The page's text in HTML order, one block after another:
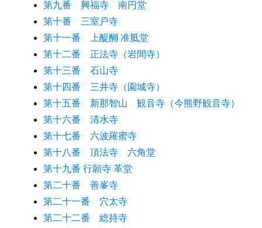
第九番 興福寺 南円堂
第十番 三室戸寺
第十一番 上醍醐 准胝堂
第十二番 正法寺（岩間寺）
第十三番 石山寺
第十四番 三井寺（園城寺）
第十五番 新那智山 観音寺（今熊野観音寺）
第十六番 清水寺
第十七番 六波羅蜜寺
第十八番 頂法寺 六角堂
第十九番 行願寺 革堂
第二十番 善峯寺
第二十一番 穴太寺
第二十二番 総持寺